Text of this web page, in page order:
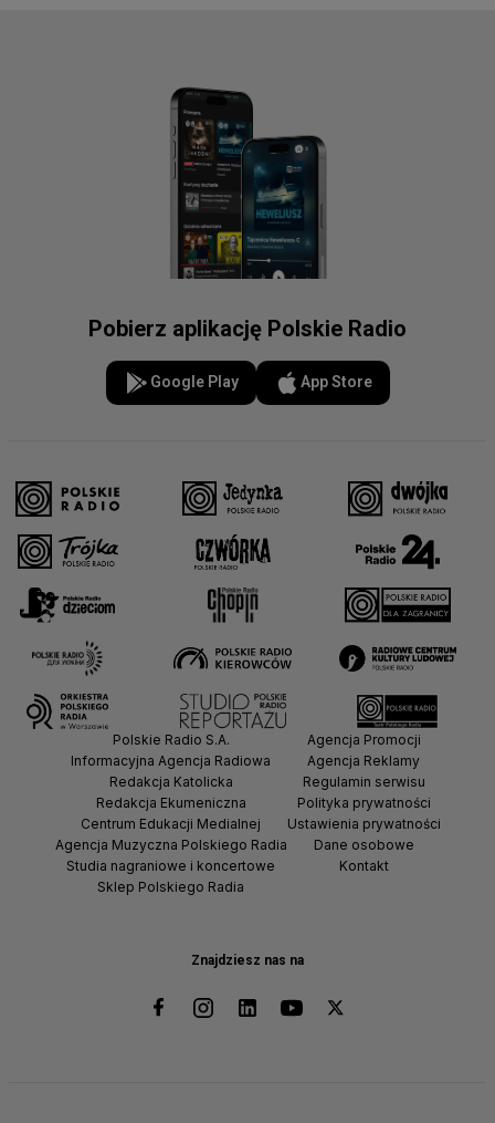
Pobierz aplikację Polskie Radio
Google Play App Store
Znajdziesz nas na
Polskie Radio S.A.
Informacyjna Agencja Radiowa
Redakcja Katolicka
Redakcja Ekumeniczna
Centrum Edukacji Medialnej
Agencja Muzyczna Polskiego Radia
Studia nagraniowe i koncertowe
Sklep Polskiego Radia
Agencja Promocji
Agencja Reklamy
Regulamin serwisu
Polityka prywatności
Ustawienia prywatności
Dane osobowe
Kontakt